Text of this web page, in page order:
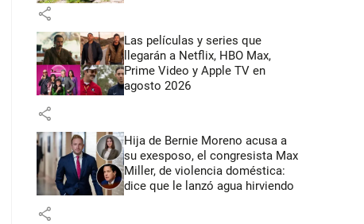
share
Las películas y series que
llegarán a Netflix, HBO Max,
Prime Video y Apple TV en
agosto 2026
share
Hija de Bernie Moreno acusa a
su exesposo, el congresista Max
Miller, de violencia doméstica:
dice que le lanzó agua hirviendo
share